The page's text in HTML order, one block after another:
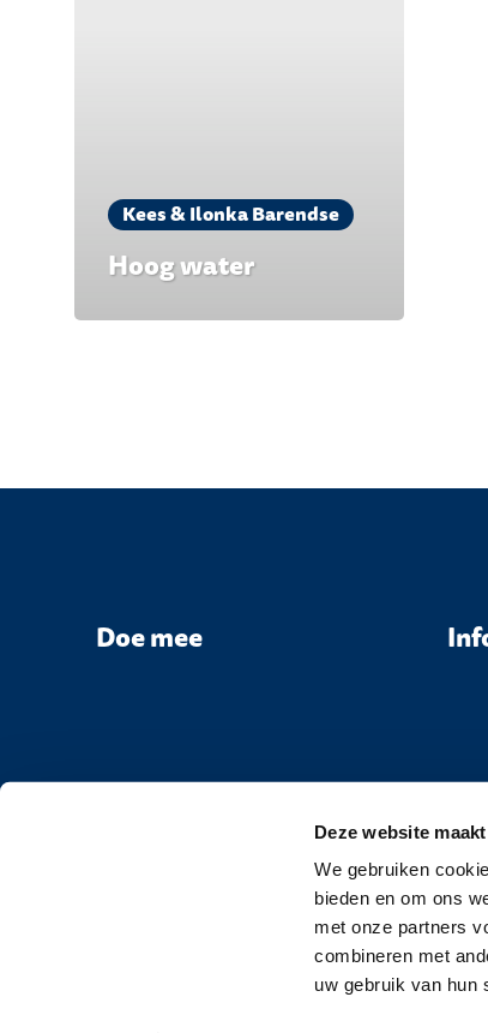
Deze website
We gebruiken
bieden en om ons
met onze partners
combineren met
uw gebruik van hun
Kees & Ilonka Barendse
Hoog water
Doe mee